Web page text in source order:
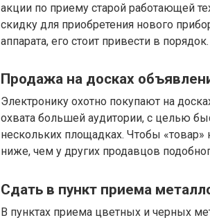
акции по приему старой работающей
скидку для приобретения нового
аппарата, его стоит привести в
Продажа на досках
Электронику охотно покупают на
охвата большей аудитории, с целью
нескольких площадках. Чтобы «товар»
ниже, чем у других продавцов
Сдать в пункт приема
В пунктах приема цветных и черных